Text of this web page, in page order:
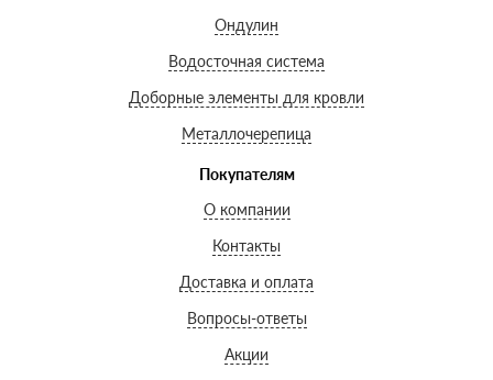
Ондулин
Водосточная система
Доборные элементы для кровли
Металлочерепица
Покупателям
О компании
Контакты
Доставка и оплата
Вопросы-ответы
Акции